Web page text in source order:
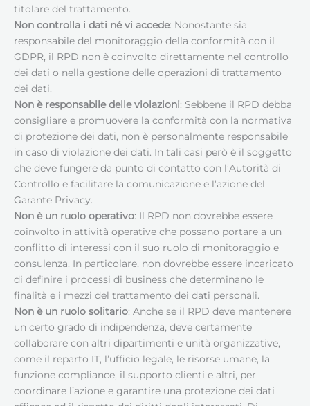
titolare del trattamento.
Non controlla i dati né vi accede: Nonostante sia
responsabile del monitoraggio della conformità con il
GDPR, il RPD non è coinvolto direttamente nel controllo
dei dati o nella gestione delle operazioni di trattamento
dei dati.
Non è responsabile delle violazioni: Sebbene il RPD debba
consigliare e promuovere la conformità con la normativa
di protezione dei dati, non è personalmente responsabile
in caso di violazione dei dati. In tali casi però è il soggetto
che deve fungere da punto di contatto con l’Autorità di
Controllo e facilitare la comunicazione e l’azione del
Garante Privacy.
Non è un ruolo operativo: Il RPD non dovrebbe essere
coinvolto in attività operative che possano portare a un
conflitto di interessi con il suo ruolo di monitoraggio e
consulenza. In particolare, non dovrebbe essere incaricato
di definire i processi di business che determinano le
finalità e i mezzi del trattamento dei dati personali.
Non è un ruolo solitario: Anche se il RPD deve mantenere
un certo grado di indipendenza, deve certamente
collaborare con altri dipartimenti e unità organizzative,
come il reparto IT, l’ufficio legale, le risorse umane, la
funzione compliance, il supporto clienti e altri, per
coordinare l’azione e garantire una protezione dei dati